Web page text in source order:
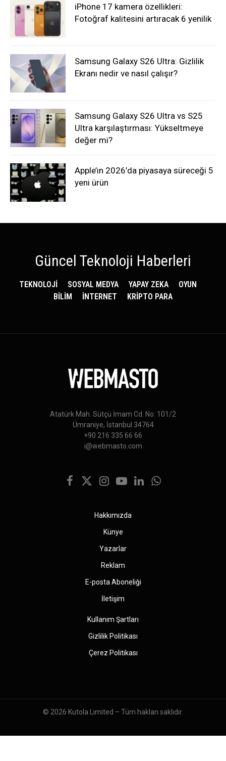
iPhone 17 kamera özellikleri:
Fotoğraf kalitesini artıracak 6 yenilik
Samsung Galaxy S26 Ultra: Gizlilik
Ekranı nedir ve nasıl çalışır?
Samsung Galaxy S26 Ultra vs S25
Ultra karşılaştırması: Yükseltmeye
değer mi?
Apple’ın 2026’da piyasaya süreceği 5
yeni ürün
Güncel Teknoloji Haberleri
TEKNOLOJİ SOSYAL MEDYA YAPAY ZEKA
OYUN
BİLİM
İNTERNET KRİPTO PARA
Atatürk Mah. Sütçü İmam Cd. No: 101/2
Ümraniye, İstanbul 34764
+90 216 335 66 66
i@webmasto.com
Facebook
X
Instagram
YouTubeLinkedInWhatsApp
Hakkımızda
Künye
Yazarlar
Reklam
E-posta Aboneliği
İletişim
Kullanım Şartları
Gizlilik Politikası
Çerez Politikası
© 2026 Kutola Limited – Tüm hakları saklıdır.